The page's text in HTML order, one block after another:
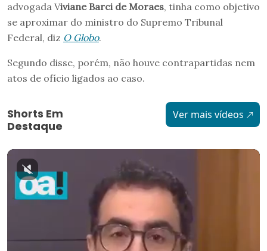
advogada Viviane Barci de Moraes, tinha como objetivo
se aproximar do ministro do Supremo Tribunal
Federal, diz O Globo.
Segundo disse, porém, não houve contrapartidas nem
atos de ofício ligados ao caso.
Shorts Em
Destaque
Ver mais vídeos